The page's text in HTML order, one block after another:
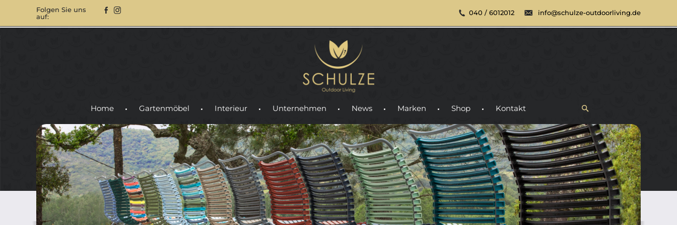
Folgen Sie uns
auf:
040 / 6012012 info@schulze-outdoorliving.de
Home Gartenmöbel Interieur Unternehmen News Marken Shop Kontakt